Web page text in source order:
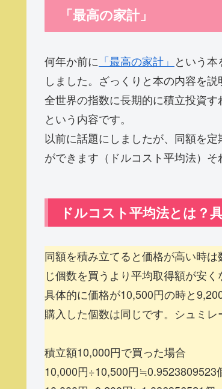
「最高の家計」
何年か前に 「最高の家計」 という
しました。ざっくりと本の内容を
全世界の指数に長期的に積立投資す
という内容です。
以前に話題にしましたが、同額を
ができます（ドルコスト平均法）そ
ドルコスト平均法とは？
同額を積み立てると価格が高い時
じ個数を買うより平均取得額が安く
具体的に価格が10,500円の時と
購入した個数は同じです。シュミレ
積立額10,000円で買った場合
10,000円÷10,500円≒0.9523809523